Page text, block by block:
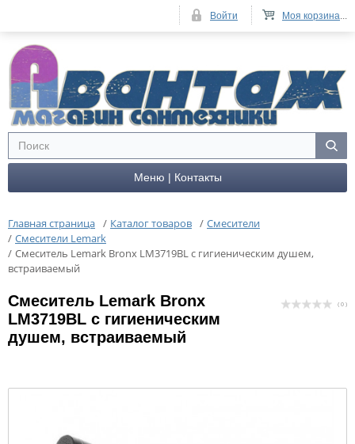
Меню | Контакты
Главная страница / Каталог товаров / Смесители
/ Смесители Lemark
/ Cмеситель Lemark Bronx LM3719BL с гигиеническим душем,
встраиваемый
Cмеситель Lemark Bronx
LM3719BL с гигиеническим
душем, встраиваемый
( 0 )
Моя корзина...
Войти